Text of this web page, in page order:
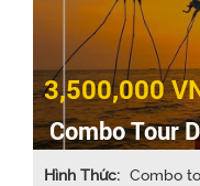
3,500,000
Combo Tour
gói 3N2Đ
Hình Thức: Combo